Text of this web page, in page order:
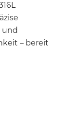
und
– bereit